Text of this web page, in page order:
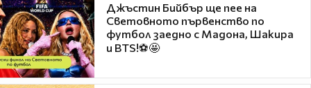
Джъстин Бийбър ще пее на
Световното първенство по
футбол заедно с Мадона, Шакира
и BTS!⚽🤩